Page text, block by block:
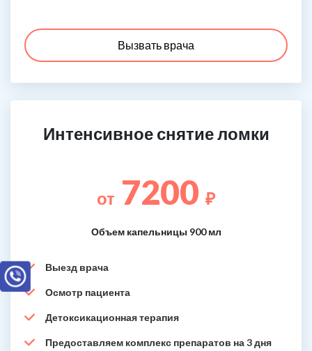
Вызвать врача
Интенсивное снятие ломки
от 7200 ₽
Объем капельницы 900 мл
Выезд врача
Осмотр пациента
Детоксикационная терапия
Предоставляем комплекс препаратов на 3 дня